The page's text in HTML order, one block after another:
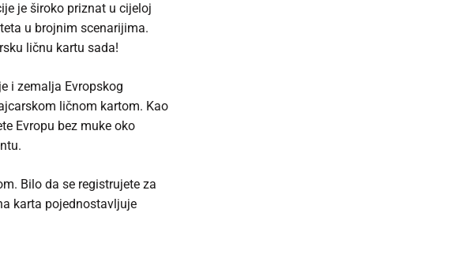
je široko priznat u cijeloj
u brojnim scenarijima.
ličnu kartu sada!
i zemalja Evropskog
ličnom kartom. Kao
Evropu bez muke oko
Bilo da se registrujete za
karta pojednostavljuje